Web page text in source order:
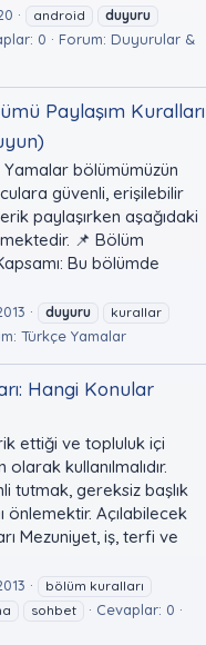
android
duyuru
0 Forum: Duyurular &
Paylaşım Kuralları
bölümümüzün
güvenli, erişilebilir
paylaşırken aşağıdaki
📌 Bölüm
Bu bölümde
duyuru
kurallar
Türkçe Yamalar
Hangi Konular
ettiği ve topluluk içi
kullanılmalıdır.
tutmak, gereksiz başlık
önlemektir. Açılabilecek
Mezuniyet, iş, terfi ve
bölüm kuralları
sohbet
Cevaplar: 0